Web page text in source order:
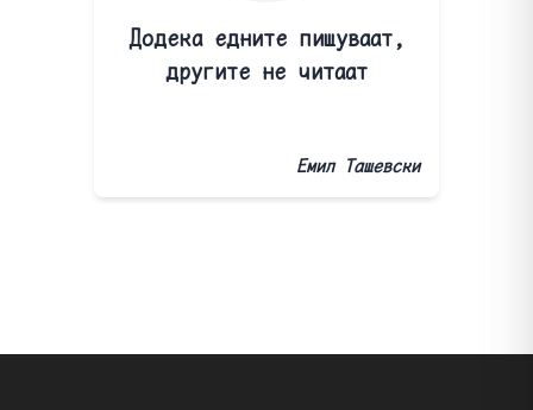
Додека едните пишуваат,
другите не читаат
Емил Ташевски